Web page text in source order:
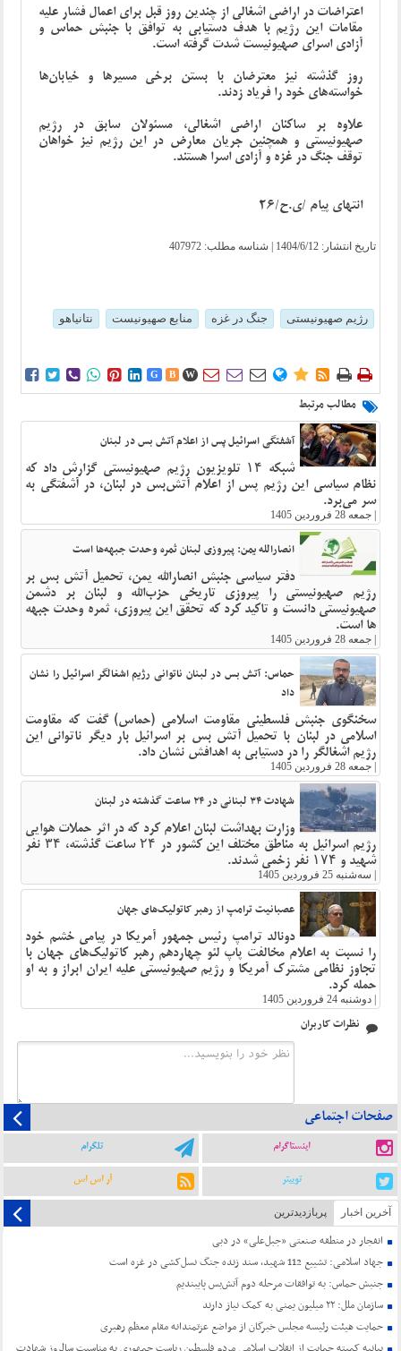
اعتراضات در اراضی اشغالی از چندین روز قبل برای اعمال فشار علیه
مقامات این رژیم با هدف دستیابی به توافق با جنبش حماس و
آزادی اسرای صهیونیست شدت گرفته است.
روز گذشته نیز معترضان با بستن برخی مسیرها و خیابان‌ها
خواسته‌های خود را فریاد زدند.
علاوه بر ساکنان اراضی اشغالی، مسئولان سابق در رژیم
صهیونیستی و همچنین جریان معارض در این رژیم نیز خواهان
توقف جنگ در غزه و آزادی اسرا هستند.
انتهای پیام /ی.ح/26
تاریخ انتشار: 1404/6/12 | شناسه مطلب: 407972
رژیم صهیونیستی جنگ در غزه منابع صهیونیست نتانیاهو
      G B W        
مطالب مرتبط
آشفتگی اسرائیل پس از اعلام آتش بس در لبنان
شبکه ۱۴ تلویزیون رژیم صهیونیستی گزارش داد که
نظام سیاسی این رژیم پس از اعلام آتش‌بس در لبنان، در آشفتگی به
سر می‌برد.
جمعه 28 فروردین 1405
انصارالله یمن: پیروزی لبنان ثمره وحدت جبهه‌ها است
دفتر سیاسی جنبش انصارالله یمن، تحمیل آتش بس بر
رژیم صهیونیستی را پیروزی تاریخی حزب‌الله و لبنان بر دشمن
صهیونیستی دانست و تاکید کرد که تحقق این پیروزی، ثمره وحدت جبهه
ها است.
جمعه 28 فروردین 1405
حماس: آتش بس در لبنان ناتوانی رژیم اشغالگر اسرائیل را نشان
داد
سخنگوی جنبش فلسطینی مقاومت اسلامی (حماس) گفت که مقاومت
اسلامی در لبنان با تحمیل آتش بس بر اسرائیل بار دیگر ناتوانی این
رژیم اشغالگر را در دستیابی به اهدافش نشان داد.
جمعه 28 فروردین 1405
شهادت ۳۴ لبنانی در ۲۴ ساعت گذشته در لبنان
وزارت بهداشت لبنان اعلام کرد که در اثر حملات هوایی
رژیم اسرائیل به مناطق مختلف این کشور در ۲۴ ساعت گذشته، ۳۴ نفر
شهید و ۱۷۴ نفر زخمی شدند.
سه‌شنبه 25 فروردین 1405
عصبانیت ترامپ از رهبر کاتولیک‌های جهان
دونالد ترامپ رئیس جمهور آمریکا در پیامی خشم خود
را نسبت به اعلام مخالفت پاپ لئو چهاردهم رهبر کاتولیک‌های جهان با
تجاوز نظامی مشترک آمریکا و رژیم صهیونیستی علیه ایران ابراز و به او
حمله کرد.
دوشنبه 24 فروردین 1405
نظرات کاربران
صفحات اجتماعی
اینستاگرام تلگرام
توییتر آر اس اس
آخرین اخبار پربازدیدترین
انفجار در منطقه صنعتی «جبل‌علی» در دبی
جهاد اسلامی: تشییع 112 شهید، سند زنده جنگ نسل‌کشی در غزه است
جنبش حماس: به توافقات مرحله دوم آتش‌بس پایبندیم
سازمان ملل: ۲۲ میلیون یمنی به کمک نیاز دارند
حمایت هیئت رئیسه مجلس خبرگان از مواضع عزتمندانه مقام معظم رهبری